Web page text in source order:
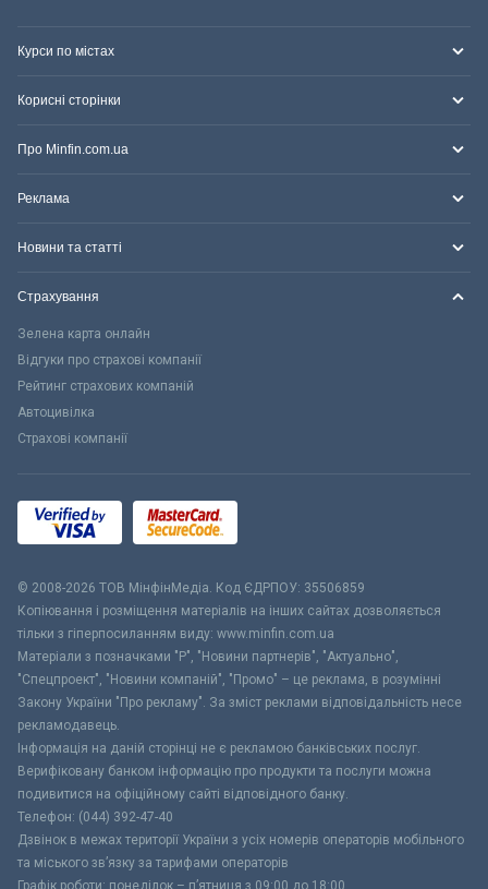
Курси по містах
Корисні сторінки
Про Minfin.com.ua
Реклама
Новини та статті
Страхування
Зелена карта онлайн
Відгуки про страхові компанії
Рейтинг страхових компаній
Автоцивілка
Страхові компанії
© 2008-2026 ТОВ МiнфiнМедiа. Код ЄДРПОУ: 35506859
Копіювання і розміщення матеріалів на інших сайтах дозволяється
тільки з гіперпосиланням виду: www.minfin.com.ua
Матеріали з позначками "Р", "Новини партнерів", "Актуально",
"Спецпроект", "Новини компаній", "Промо" – це реклама, в розумінні
Закону України "Про рекламу". За зміст реклами відповідальність несе
рекламодавець.
Інформація на даній сторінці не є рекламою банківських послуг.
Верифіковану банком інформацію про продукти та послуги можна
подивитися на офіційному сайті відповідного банку.
Телефон: (044) 392-47-40
Дзвінок в межах території України з усіх номерів операторів мобільного
та міського зв’язку за тарифами операторів
Графік роботи: понеділок – п’ятниця з 09:00 до 18:00